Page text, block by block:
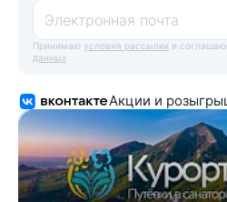
Электронная почта
Принимаю условия рассылки и
данных
Акции и